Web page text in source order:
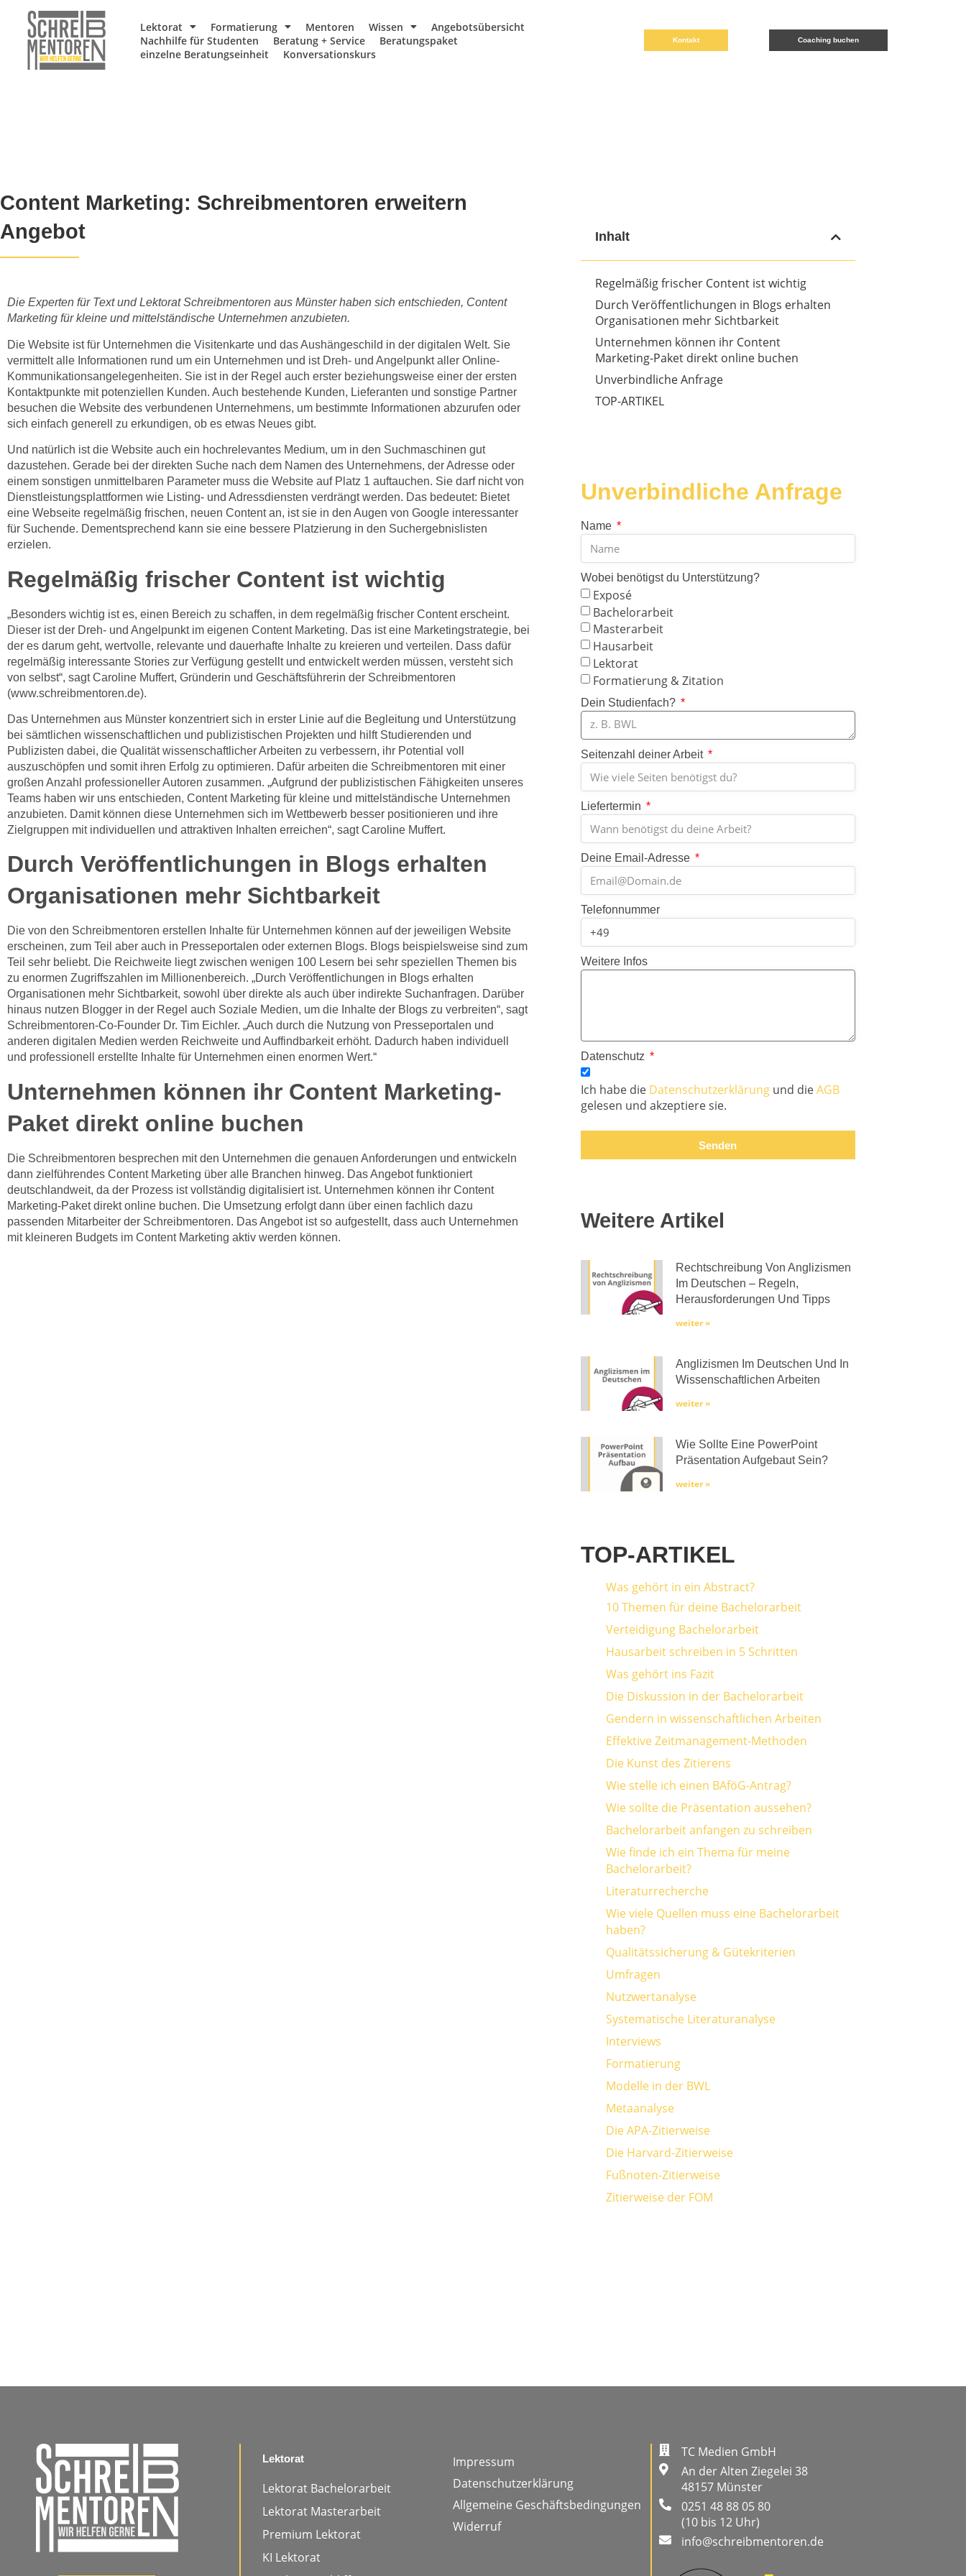
Lektorat Formatierung Mentoren Wissen
Angebotsübersicht
Nachhilfe für Studenten
Beratung + Service
Beratungspaket
einzelne Beratungseinheit
Konversationskurs
Kontakt Coaching buchen
Content Marketing: Schreibmentoren erweitern
Angebot
Die Experten für Text und Lektorat Schreibmentoren aus Münster haben sich entschieden, Content
Marketing für kleine und mittelständische Unternehmen anzubieten.
Die Website ist für Unternehmen die Visitenkarte und das Aushängeschild in der digitalen Welt. Sie
vermittelt alle Informationen rund um ein Unternehmen und ist Dreh- und Angelpunkt aller Online-
Kommunikationsangelegenheiten. Sie ist in der Regel auch erster beziehungsweise einer der ersten
Kontaktpunkte mit potenziellen Kunden. Auch bestehende Kunden, Lieferanten und sonstige Partner
besuchen die Website des verbundenen Unternehmens, um bestimmte Informationen abzurufen oder
sich einfach generell zu erkundigen, ob es etwas Neues gibt.
Und natürlich ist die Website auch ein hochrelevantes Medium, um in den Suchmaschinen gut
dazustehen. Gerade bei der direkten Suche nach dem Namen des Unternehmens, der Adresse oder
einem sonstigen unmittelbaren Parameter muss die Website auf Platz 1 auftauchen. Sie darf nicht von
Dienstleistungsplattformen wie Listing- und Adressdiensten verdrängt werden. Das bedeutet: Bietet
eine Webseite regelmäßig frischen, neuen Content an, ist sie in den Augen von Google interessanter
für Suchende. Dementsprechend kann sie eine bessere Platzierung in den Suchergebnislisten
erzielen.
Regelmäßig frischer Content ist wichtig
„Besonders wichtig ist es, einen Bereich zu schaffen, in dem regelmäßig frischer Content erscheint.
Dieser ist der Dreh- und Angelpunkt im eigenen Content Marketing. Das ist eine Marketingstrategie, bei
der es darum geht, wertvolle, relevante und dauerhafte Inhalte zu kreieren und verteilen. Dass dafür
regelmäßig interessante Stories zur Verfügung gestellt und entwickelt werden müssen, versteht sich
von selbst“, sagt Caroline Muffert, Gründerin und Geschäftsführerin der Schreibmentoren
(www.schreibmentoren.de).
Das Unternehmen aus Münster konzentriert sich in erster Linie auf die Begleitung und Unterstützung
bei sämtlichen wissenschaftlichen und publizistischen Projekten und hilft Studierenden und
Publizisten dabei, die Qualität wissenschaftlicher Arbeiten zu verbessern, ihr Potential voll
auszuschöpfen und somit ihren Erfolg zu optimieren. Dafür arbeiten die Schreibmentoren mit einer
großen Anzahl professioneller Autoren zusammen. „Aufgrund der publizistischen Fähigkeiten unseres
Teams haben wir uns entschieden, Content Marketing für kleine und mittelständische Unternehmen
anzubieten. Damit können diese Unternehmen sich im Wettbewerb besser positionieren und ihre
Zielgruppen mit individuellen und attraktiven Inhalten erreichen“, sagt Caroline Muffert.
Durch Veröffentlichungen in Blogs erhalten
Organisationen mehr Sichtbarkeit
Die von den Schreibmentoren erstellen Inhalte für Unternehmen können auf der jeweiligen Website
erscheinen, zum Teil aber auch in Presseportalen oder externen Blogs. Blogs beispielsweise sind zum
Teil sehr beliebt. Die Reichweite liegt zwischen wenigen 100 Lesern bei sehr speziellen Themen bis
zu enormen Zugriffszahlen im Millionenbereich. „Durch Veröffentlichungen in Blogs erhalten
Organisationen mehr Sichtbarkeit, sowohl über direkte als auch über indirekte Suchanfragen. Darüber
hinaus nutzen Blogger in der Regel auch Soziale Medien, um die Inhalte der Blogs zu verbreiten“, sagt
Schreibmentoren-Co-Founder Dr. Tim Eichler. „Auch durch die Nutzung von Presseportalen und
anderen digitalen Medien werden Reichweite und Auffindbarkeit erhöht. Dadurch haben individuell
und professionell erstellte Inhalte für Unternehmen einen enormen Wert.“
Unternehmen können ihr Content Marketing-
Paket direkt online buchen
Die Schreibmentoren besprechen mit den Unternehmen die genauen Anforderungen und entwickeln
dann zielführendes Content Marketing über alle Branchen hinweg. Das Angebot funktioniert
deutschlandweit, da der Prozess ist vollständig digitalisiert ist. Unternehmen können ihr Content
Marketing-Paket direkt online buchen. Die Umsetzung erfolgt dann über einen fachlich dazu
passenden Mitarbeiter der Schreibmentoren. Das Angebot ist so aufgestellt, dass auch Unternehmen
mit kleineren Budgets im Content Marketing aktiv werden können.
Inhalt
Regelmäßig frischer Content ist wichtig
Durch Veröffentlichungen in Blogs erhalten
Organisationen mehr Sichtbarkeit
Unternehmen können ihr Content
Marketing-Paket direkt online buchen
Unverbindliche Anfrage
TOP-ARTIKEL
Unverbindliche Anfrage
Name
Wobei benötigst du Unterstützung?
Exposé
Bachelorarbeit
Masterarbeit
Hausarbeit
Lektorat
Formatierung & Zitation
Dein Studienfach?
Seitenzahl deiner Arbeit
Liefertermin
Deine Email-Adresse
Telefonnummer
Weitere Infos
Datenschutz
Ich habe die Datenschutzerklärung und dieAGB
gelesen und akzeptiere sie.
Senden
Weitere Artikel
Rechtschreibung Von Anglizismen
Im Deutschen – Regeln,
Herausforderungen Und Tipps
weiter »
Anglizismen Im Deutschen Und In
Wissenschaftlichen Arbeiten
weiter »
Wie Sollte Eine PowerPoint
Präsentation Aufgebaut Sein?
weiter »
TOP-ARTIKEL
Was gehört in ein Abstract?
10 Themen für deine Bachelorarbeit
Verteidigung Bachelorarbeit
Hausarbeit schreiben in 5 Schritten
Was gehört ins Fazit
Die Diskussion in der Bachelorarbeit
Gendern in wissenschaftlichen Arbeiten
Effektive Zeitmanagement-Methoden
Die Kunst des Zitierens
Wie stelle ich einen BAföG-Antrag?
Wie sollte die Präsentation aussehen?
Bachelorarbeit anfangen zu schreiben
Wie finde ich ein Thema für meine
Bachelorarbeit?
Literaturrecherche
Wie viele Quellen muss eine Bachelorarbeit
haben?
Qualitätssicherung & Gütekriterien
Umfragen
Nutzwertanalyse
Systematische Literaturanalyse
Interviews
Formatierung
Modelle in der BWL
Metaanalyse
Die APA-Zitierweise
Die Harvard-Zitierweise
Fußnoten-Zitierweise
Zitierweise der FOM
Lektorat
Lektorat Bachelorarbeit
Lektorat Masterarbeit
Premium Lektorat
KI Lektorat
Impressum
Datenschutzerklärung
Allgemeine Geschäftsbedingungen
Widerruf
TC Medien GmbH
An der Alten Ziegelei 38
48157 Münster
0251 48 88 05 80
(10 bis 12 Uhr)
info@schreibmentoren.de